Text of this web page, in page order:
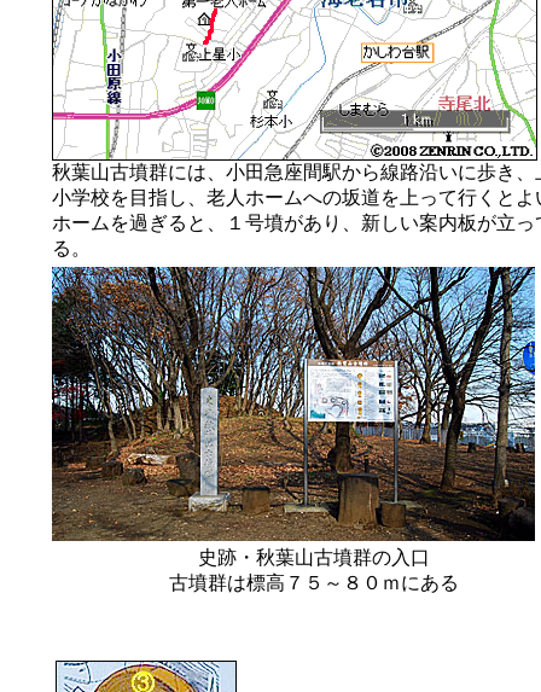
秋葉山古墳群には、小田急座間駅から線路沿いに歩き、
小学校を目指し、老人ホームへの坂道を上って行くとよ
ホームを過ぎると、１号墳があり、新しい案内板が立っ
る。
史跡・秋葉山古墳群の入口
古墳群は標高７５～８０ｍにある